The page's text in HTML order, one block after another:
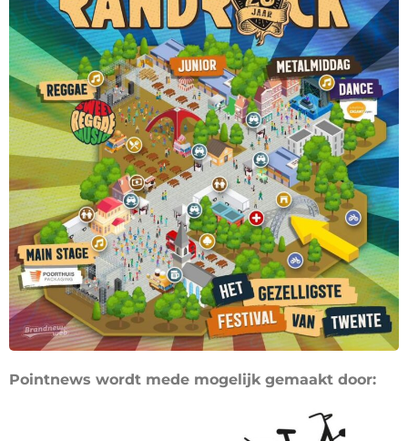
Pointnews wordt mede mogelijk gemaakt door: